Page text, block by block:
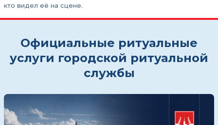
кто видел её на сцене.
Официальные ритуальные
услуги городской ритуальной
службы